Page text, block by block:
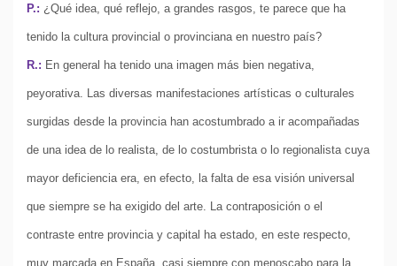
P.: ¿Qué idea, qué reflejo, a grandes rasgos, te parece que ha
tenido la cultura provincial o provinciana en nuestro país?
R.: En general ha tenido una imagen más bien negativa,
peyorativa. Las diversas manifestaciones artísticas o culturales
surgidas desde la provincia han acostumbrado a ir acompañadas
de una idea de lo realista, de lo costumbrista o lo regionalista cuya
mayor deficiencia era, en efecto, la falta de esa visión universal
que siempre se ha exigido del arte. La contraposición o el
contraste entre provincia y capital ha estado, en este respecto,
muy marcada en España, casi siempre con menoscabo para la